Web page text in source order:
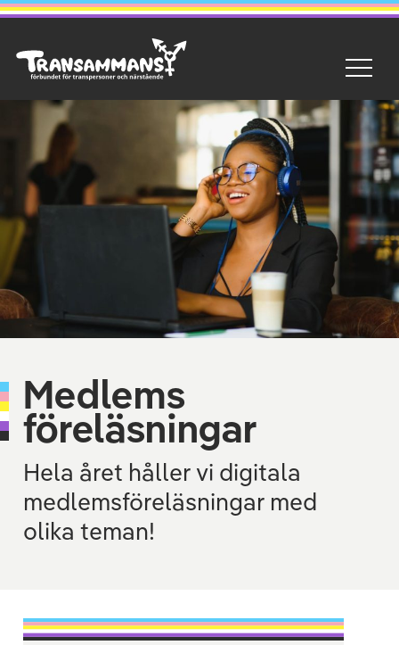
Medlems
föreläsningar
Hela året håller vi digitala
medlemsföreläsningar med
olika teman!